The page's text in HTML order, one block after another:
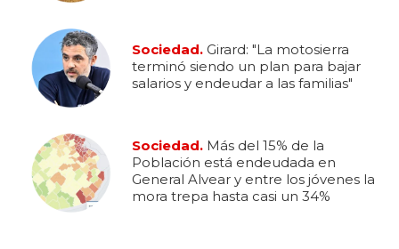
Sociedad. Girard: "La motosierra
terminó siendo un plan para bajar
salarios y endeudar a las familias"
Sociedad. Más del 15% de la
Población está endeudada en
General Alvear y entre los jóvenes la
mora trepa hasta casi un 34%